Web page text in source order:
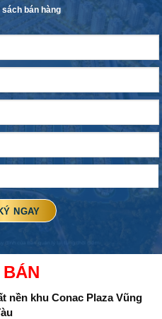
sách bán hàng
nềnkhu Conac Plaza Vũng